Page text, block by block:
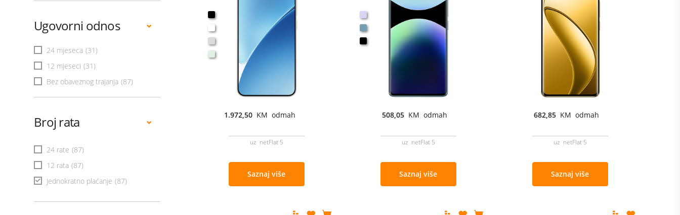
Ugovorni odnos
24 mjeseca (31)
12 mjeseci (31)
Bez obaveznog trajanja (87)
Broj rata
24 rate (87)
12 rata (87)
Jednokratno plaćanje (87)
1.972,50 KM odmah
uz netFlat 5
Saznaj više
508,05 KM odmah
uz netFlat 5
Saznaj više
682,85 KM odmah
uz netFlat 5
Saznaj više